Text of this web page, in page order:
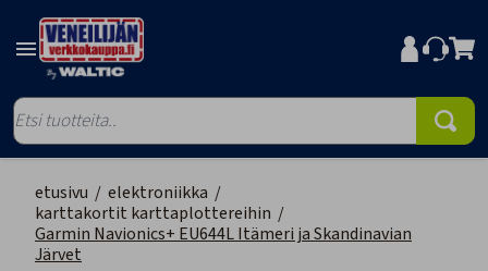
etusivu / elektroniikka /
karttakortit karttaplottereihin /
Garmin Navionics+ EU644L Itämeri ja Skandinavian
Järvet